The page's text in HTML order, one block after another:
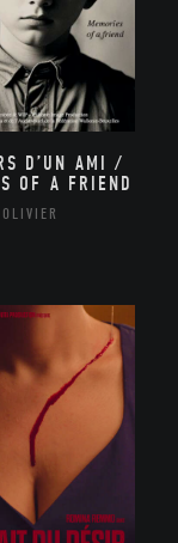
D’UN AMI /
OF A FRIEND